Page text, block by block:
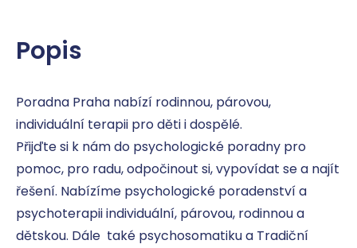
Popis
Poradna Praha nabízí rodinnou, párovou,
individuální terapii pro děti i dospělé.
Přijďte si k nám do psychologické poradny pro
pomoc, pro radu, odpočinout si, vypovídat se a najít
řešení. Nabízíme psychologické poradenství a
psychoterapii individuální, párovou, rodinnou a
dětskou. Dále  také psychosomatiku a Tradiční